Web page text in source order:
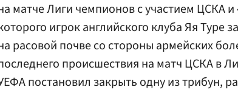
матче Лиги чемпионов с участием ЦСКА
игрок английского клуба Яя Туре
расовой почве со стороны армейских
происшествия на матч ЦСКА в
постановил закрыть одну из трибун,